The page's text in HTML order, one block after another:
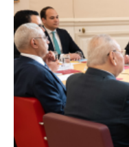
avec
le
président
du
Conseil
d’État
égyptien